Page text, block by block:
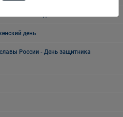
день
России - День защитника